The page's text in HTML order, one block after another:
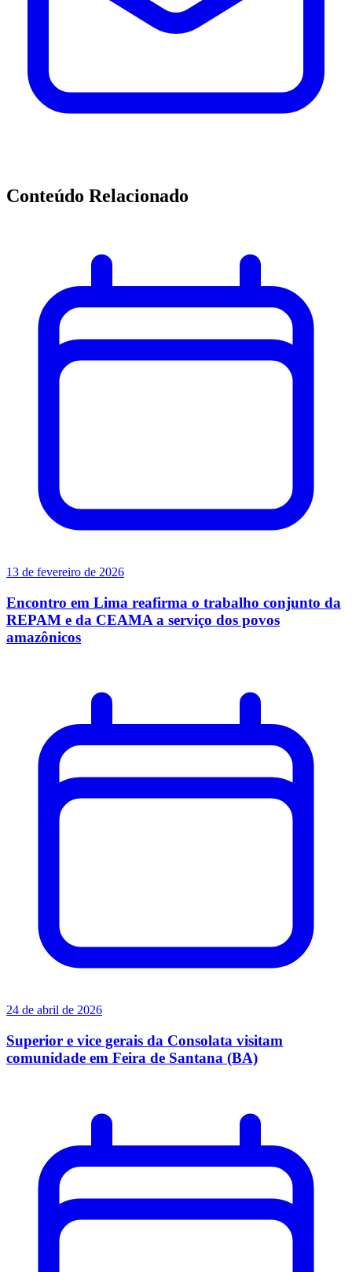
Conteúdo Relacionado
13 de fevereiro de 2026
Encontro em Lima reafirma o trabalho conjunto da
REPAM e da CEAMA a serviço dos povos
amazônicos
24 de abril de 2026
Superior e vice gerais da Consolata visitam
comunidade em Feira de Santana (BA)